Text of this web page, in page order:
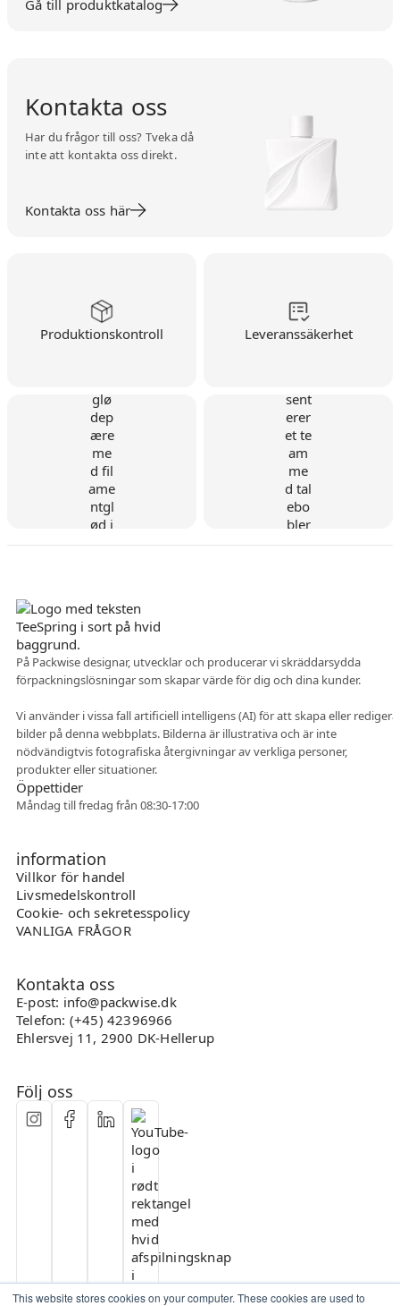
This website stores cookies on your computer. These cookies are used to
Gå till produktkatalog
Kontakta oss
Har du frågor till oss? Tveka då
inte att kontakta oss direkt.
Kontakta oss här
Produktionskontroll Leveranssäkerhet
På Packwise designar, utvecklar och producerar vi skräddarsydda
förpackningslösningar som skapar värde för dig och dina kunder.
Vi använder i vissa fall artificiell intelligens (AI) för att skapa eller redigera
bilder på denna webbplats. Bilderna är illustrativa och är inte
nödvändigtvis fotografiska återgivningar av verkliga personer,
produkter eller situationer.
Öppettider
Måndag till fredag från 08:30-17:00
information
Villkor för handel
Livsmedelskontroll
Cookie- och sekretesspolicy
VANLIGA FRÅGOR
Kontakta oss
E-post: info@packwise.dk
Telefon: (+45) 42396966
Ehlersvej 11, 2900 DK-Hellerup
Följ oss